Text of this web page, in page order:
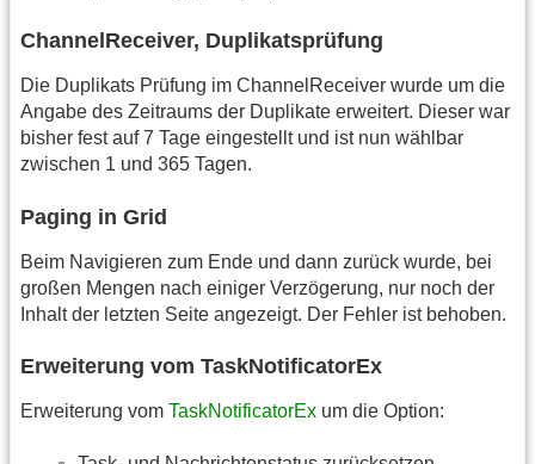
ChannelReceiver, Duplikatsprüfung
Die Duplikats Prüfung im ChannelReceiver wurde um die
Angabe des Zeitraums der Duplikate erweitert. Dieser war
bisher fest auf 7 Tage eingestellt und ist nun wählbar
zwischen 1 und 365 Tagen.
Paging in Grid
Beim Navigieren zum Ende und dann zurück wurde, bei
großen Mengen nach einiger Verzögerung, nur noch der
Inhalt der letzten Seite angezeigt. Der Fehler ist behoben.
Erweiterung vom TaskNotificatorEx
Erweiterung vom TaskNotificatorEx um die Option: